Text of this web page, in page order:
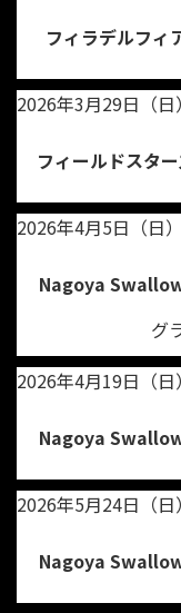
フィラデルフィ
2026年3月29日（日）
フィールドスタ
2026年4月5日（日）
Nagoya
グ
2026年4月19日（日）
Nagoya
2026年5月24日（日）
Nagoya